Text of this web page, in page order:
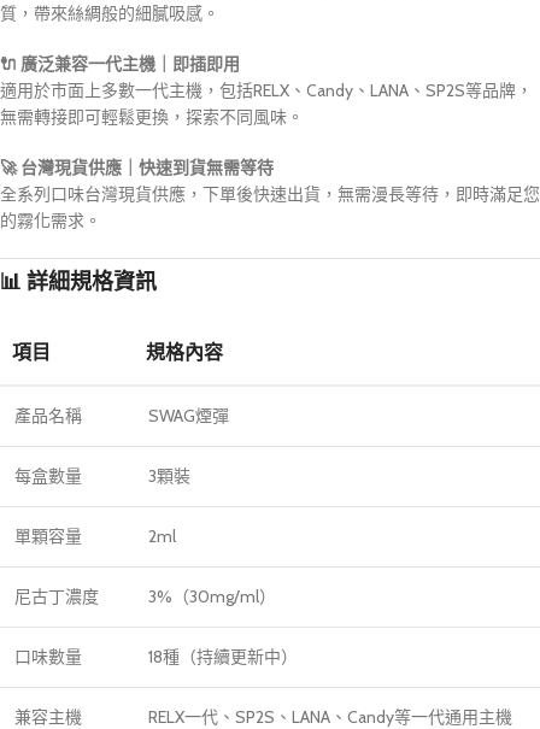
質，帶來絲綢般的細膩吸感。
🔌 廣泛兼容一代主機｜即插即用
適用於市面上多數一代主機，包括RELX、Candy、LANA、SP2S等品牌，
無需轉接即可輕鬆更換，探索不同風味。
🚀 台灣現貨供應｜快速到貨無需等待
全系列口味台灣現貨供應，下單後快速出貨，無需漫長等待，即時滿足您
的霧化需求。
📊 詳細規格資訊
項目 規格內容
產品名稱 SWAG煙彈
每盒數量 3顆裝
單顆容量 2ml
尼古丁濃度 3%（30mg/ml）
口味數量 18種（持續更新中）
兼容主機 RELX一代、SP2S、LANA、Candy等一代通用主機